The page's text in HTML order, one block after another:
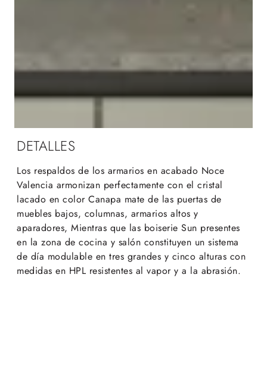
DETALLES
Los respaldos de los armarios en acabado Noce
Valencia armonizan perfectamente con el cristal
lacado en color Canapa mate de las puertas de
muebles bajos, columnas, armarios altos y
aparadores, Mientras que las boiserie Sun presentes
en la zona de cocina y salón constituyen un sistema
de día modulable en tres grandes y cinco alturas con
medidas en HPL resistentes al vapor y a la abrasión.